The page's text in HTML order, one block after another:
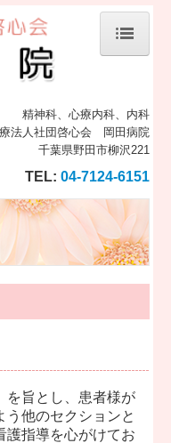
精神科、心療内科、内科
法人社団啓心会 岡田病院
千葉県野田市柳沢221
TEL: 04-7124-6151
を旨とし、患者様が
う他のセクションと
護指導を心がけてお